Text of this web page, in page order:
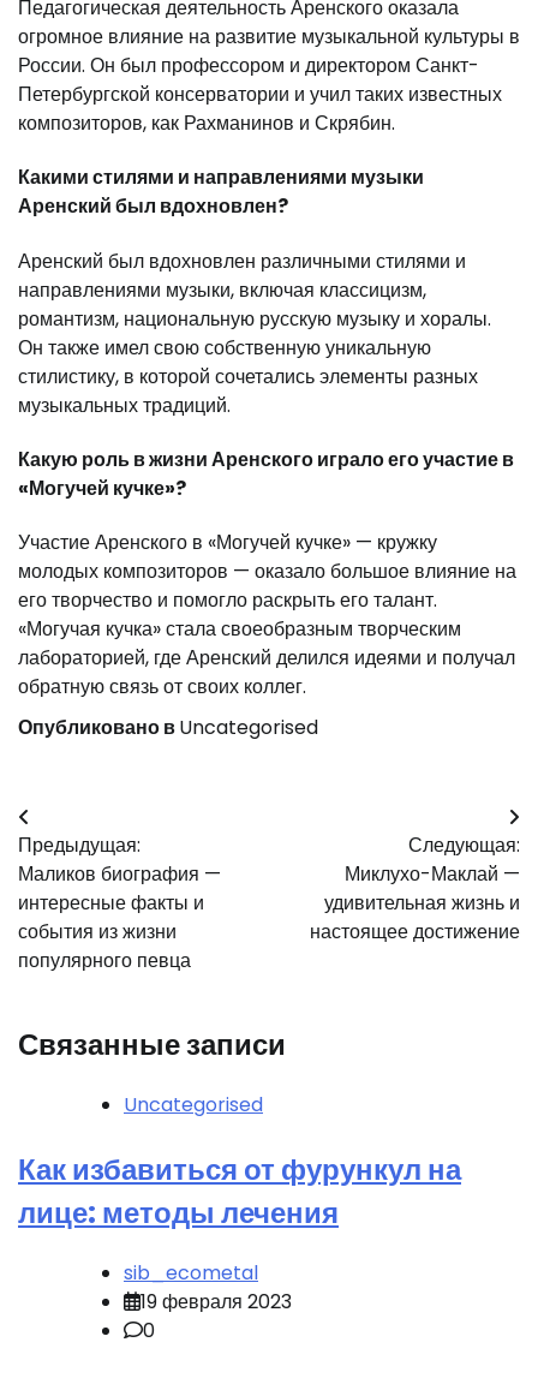
Педагогическая деятельность Аренского оказала
огромное влияние на развитие музыкальной культуры в
России. Он был профессором и директором Санкт-
Петербургской консерватории и учил таких известных
композиторов, как Рахманинов и Скрябин.
Какими стилями и направлениями музыки
Аренский был вдохновлен?
Аренский был вдохновлен различными стилями и
направлениями музыки, включая классицизм,
романтизм, национальную русскую музыку и хоралы.
Он также имел свою собственную уникальную
стилистику, в которой сочетались элементы разных
музыкальных традиций.
Какую роль в жизни Аренского играло его участие в
«Могучей кучке»?
Участие Аренского в «Могучей кучке» — кружку
молодых композиторов — оказало большое влияние на
его творчество и помогло раскрыть его талант.
«Могучая кучка» стала своеобразным творческим
лабораторией, где Аренский делился идеями и получал
обратную связь от своих коллег.
Опубликовано вUncategorised
Навигация
по
записям
Предыдущая:
Маликов биография —
интересные факты и
события из жизни
популярного певца
Следующая:
Миклухо-Маклай —
удивительная жизнь и
настоящее достижение
Связанные записи
Uncategorised
Как избавиться от фурункул на
лице: методы лечения
sib_ecometal
19 февраля 2023
0